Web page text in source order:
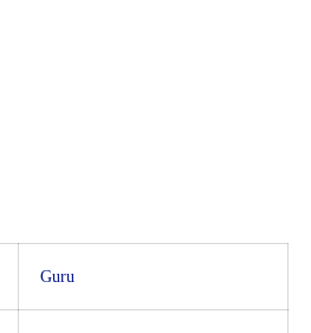
Guru